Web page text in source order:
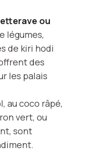
ou
légumes,
de kiri hodi
des
les palais
au coco râpé,
vert, ou
sont